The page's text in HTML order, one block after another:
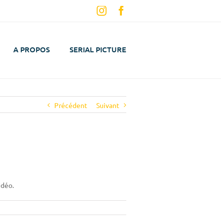
Instagram
A PROPOS SERIAL PICTURE
Précédent Suivant